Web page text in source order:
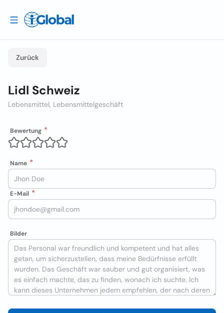
Zurück
Lidl Schweiz
Lebensmittel, Lebensmittelgeschäft
Bewertung
Name
E-Mail
Bilder